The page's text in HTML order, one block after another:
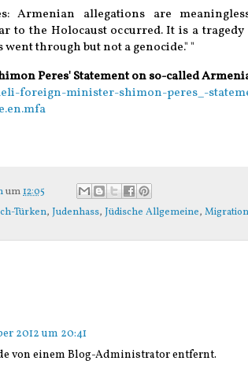
Armenian allegations are
to the Holocaust occurred. It is a tragedy
through but not a genocide.""
Peres' Statement on so-called
foreign-minister-shimon-peres_-
um12:05
Türken, Judenhass, Jüdische Allgemeine,
2012 um 20:41
von einem Blog-Administrator entfernt.